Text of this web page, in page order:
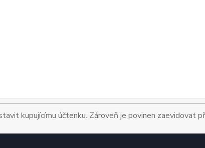
kupujícímu účtenku. Zároveň je povinen zaevidovat